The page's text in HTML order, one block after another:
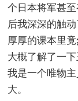
个日本将军甚至
后我深深的触
厚厚的课本里
大概了解了一
我是一个唯物
大。